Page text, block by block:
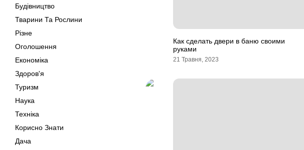
Будівництво
Тварини Та Рослини
Різне
Оголошення
Економіка
Здоров'я
Туризм
Наука
Техніка
Корисно Знати
Дача
Как сделать двери в баню своими
руками
21 Травня, 2023